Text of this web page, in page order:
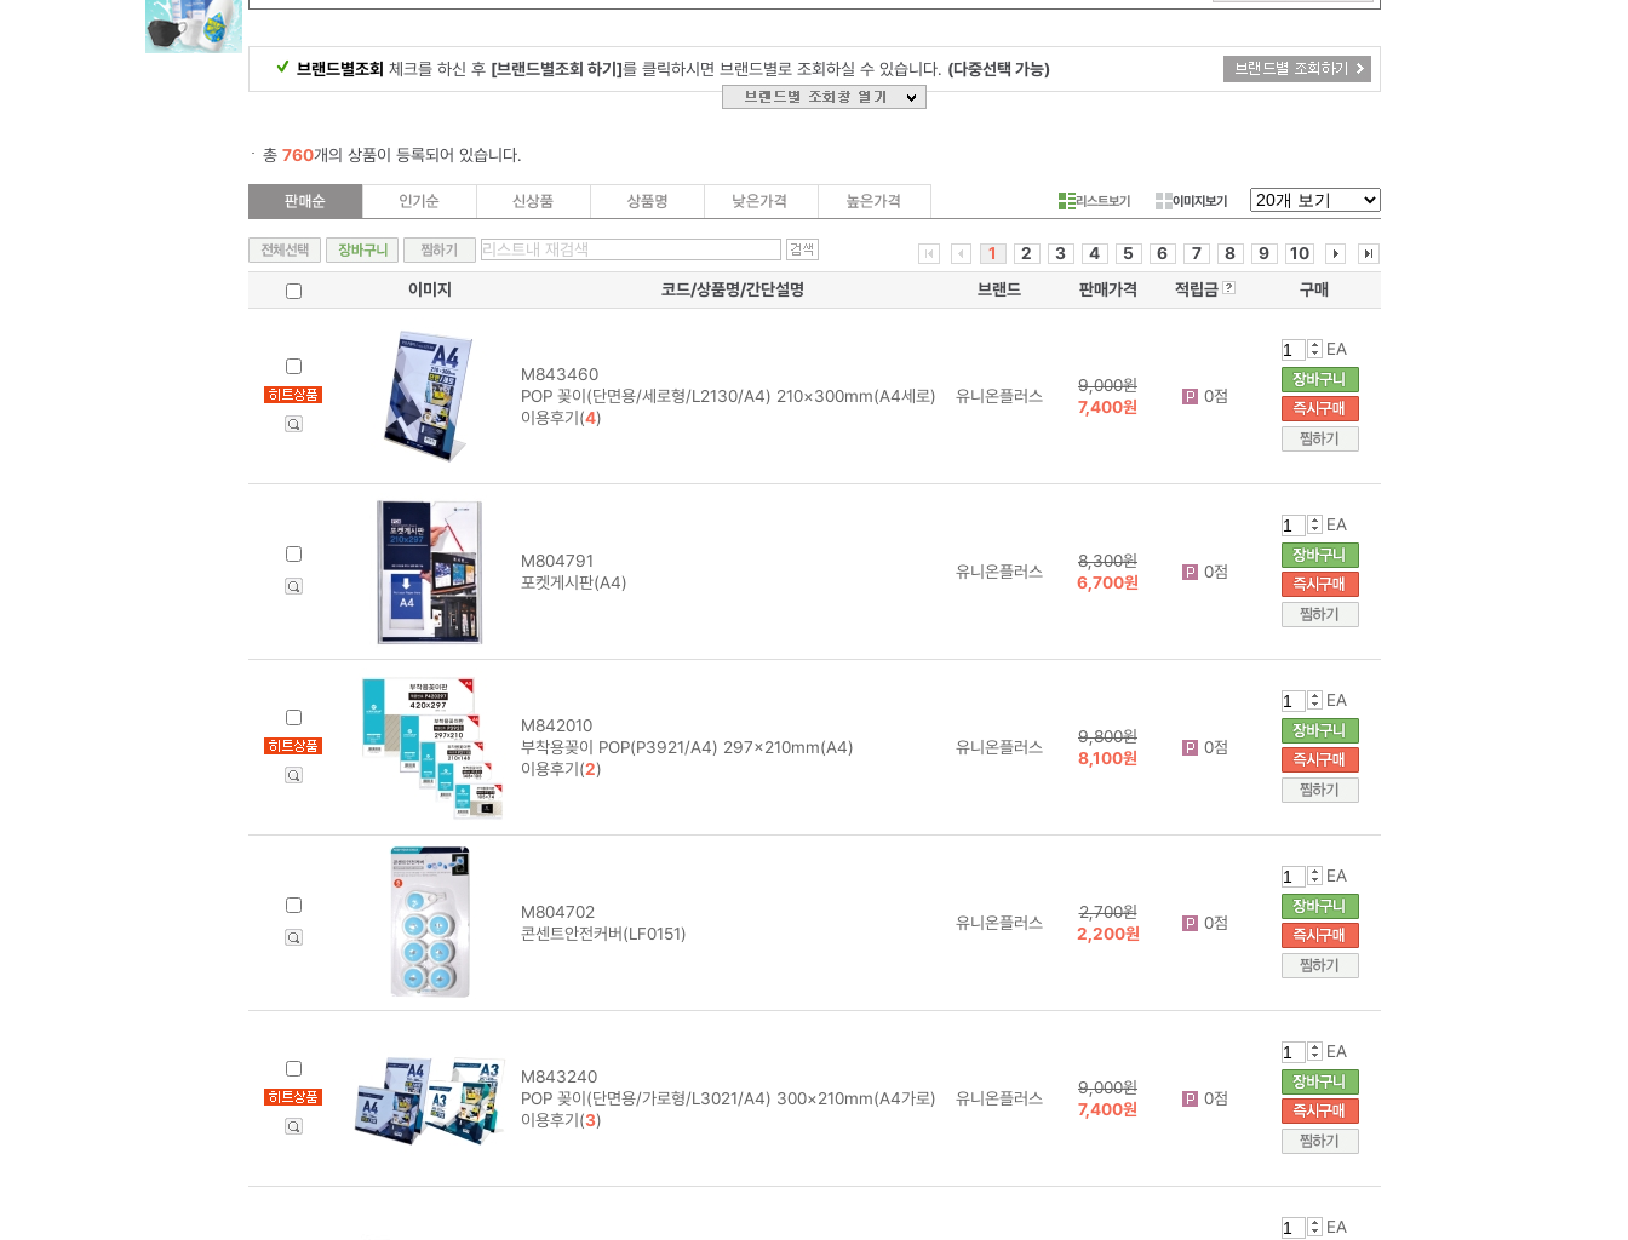
브랜드별조회 체크를 하신 후 [브랜드별조회 하기]를 클릭하시면 브랜드별로 조회하실 수 있습니다. (다중선택 가능)
총 760개의 상품이 등록되어 있습니다.
리스트보기 이미지보기
1 2 3 4 5 6 7 8 9
10
이미지
코드/상품명/간단설명 브랜드 판매가격 적립금 구매
M843460
POP 꽂이(단면용/세로형/L2130/A4) 210×300mm(A4세로)
이용후기(4)
유니온플러스
9,000원
7,400원
0점
EA
M804791
포켓게시판(A4)
유니온플러스
8,300원
6,700원
0점
EA
M842010
부착용꽂이 POP(P3921/A4) 297×210mm(A4)
이용후기(2)
유니온플러스
9,800원
8,100원
0점
EA
M804702
콘센트안전커버(LF0151)
유니온플러스
2,700원
2,200원
0점
EA
M843240
POP 꽂이(단면용/가로형/L3021/A4) 300×210mm(A4가로)
이용후기(3)
유니온플러스
9,000원
7,400원
0점
EA
EA